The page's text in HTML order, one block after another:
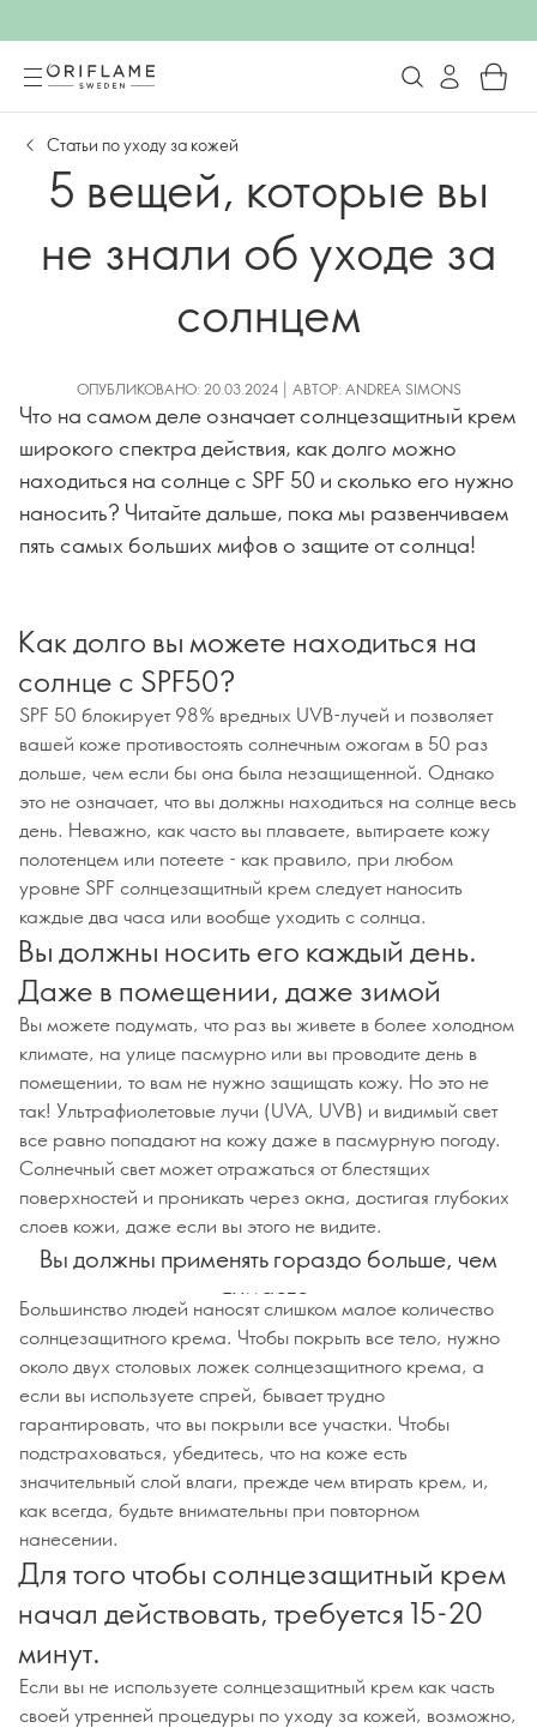
Статьи по уходу за кожей
5 вещей, которые вы
не знали об уходе за
солнцем
ОПУБЛИКОВАНО: 20.03.2024 | АВТОР: ANDREA SIMONS
Что на самом деле означает солнцезащитный крем
широкого спектра действия, как долго можно
находиться на солнце с SPF 50 и сколько его нужно
наносить? Читайте дальше, пока мы развенчиваем
пять самых больших мифов о защите от солнца!
Как долго вы можете находиться на
солнце с SPF50?
SPF 50 блокирует 98% вредных UVB-лучей и позволяет
вашей коже противостоять солнечным ожогам в 50 раз
дольше, чем если бы она была незащищенной. Однако
это не означает, что вы должны находиться на солнце весь
день. Неважно, как часто вы плаваете, вытираете кожу
полотенцем или потеете - как правило, при любом
уровне SPF солнцезащитный крем следует наносить
каждые два часа или вообще уходить с солнца.
Вы должны носить его каждый день.
Даже в помещении, даже зимой
Вы можете подумать, что раз вы живете в более холодном
климате, на улице пасмурно или вы проводите день в
помещении, то вам не нужно защищать кожу. Но это не
так! Ультрафиолетовые лучи (UVA, UVB) и видимый свет
все равно попадают на кожу даже в пасмурную погоду.
Солнечный свет может отражаться от блестящих
поверхностей и проникать через окна, достигая глубоких
слоев кожи, даже если вы этого не видите.
Вы должны применять гораздо больше, чем
думаете.
Большинство людей наносят слишком малое количество
солнцезащитного крема. Чтобы покрыть все тело, нужно
около двух столовых ложек солнцезащитного крема, а
если вы используете спрей, бывает трудно
гарантировать, что вы покрыли все участки. Чтобы
подстраховаться, убедитесь, что на коже есть
значительный слой влаги, прежде чем втирать крем, и,
как всегда, будьте внимательны при повторном
нанесении.
Для того чтобы солнцезащитный крем
начал действовать, требуется 15-20
минут.
Если вы не используете солнцезащитный крем как часть
своей утренней процедуры по уходу за кожей, возможно,